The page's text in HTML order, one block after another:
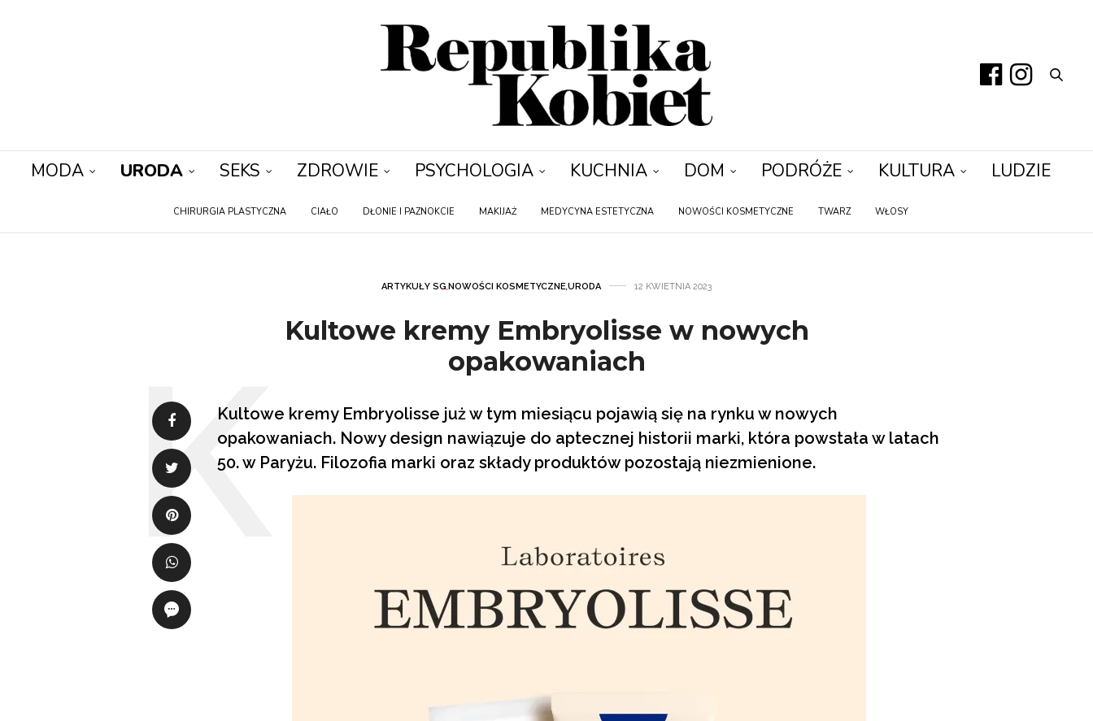
MODA URODA SEKS ZDROWIE PSYCHOLOGIA KUCHNIA DOM PODRÓŻE KULTURA LUDZIE
CHIRURGIA PLASTYCZNA CIAŁO DŁONIE I PAZNOKCIE MAKIJAŻ MEDYCYNA ESTETYCZNA NOWOŚCI KOSMETYCZNE TWARZ WŁOSY
ARTYKUŁY SG,NOWOŚCI KOSMETYCZNE,URODA 12 KWIETNIA 2023
Kultowe kremy Embryolisse w nowych
opakowaniach
Kultowe kremy Embryolisse już w tym miesiącu pojawią się na rynku w nowych
opakowaniach. Nowy design nawiązuje do aptecznej historii marki, która powstała w latach
50. w Paryżu. Filozofia marki oraz składy produktów pozostają niezmienione.